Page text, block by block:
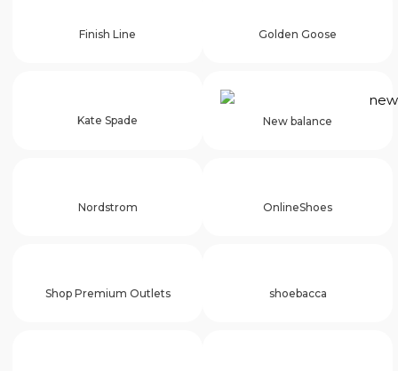
Finish Line Golden Goose
Kate Spade New balance
Nordstrom OnlineShoes
Shop Premium Outlets shoebacca